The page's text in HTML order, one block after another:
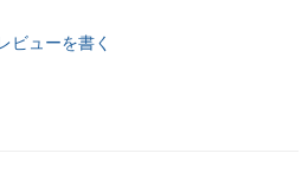
ビューを書く